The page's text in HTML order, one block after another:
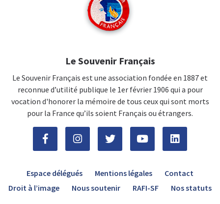
Le Souvenir Français
Le Souvenir Français est une association fondée en 1887 et
reconnue d’utilité publique le 1er février 1906 qui a pour
vocation d'honorer la mémoire de tous ceux qui sont morts
pour la France qu’ils soient Français ou étrangers.
Espace délégués Mentions légales
Contact
Droit à l’image
Nous soutenir RAFI-SF Nos statuts